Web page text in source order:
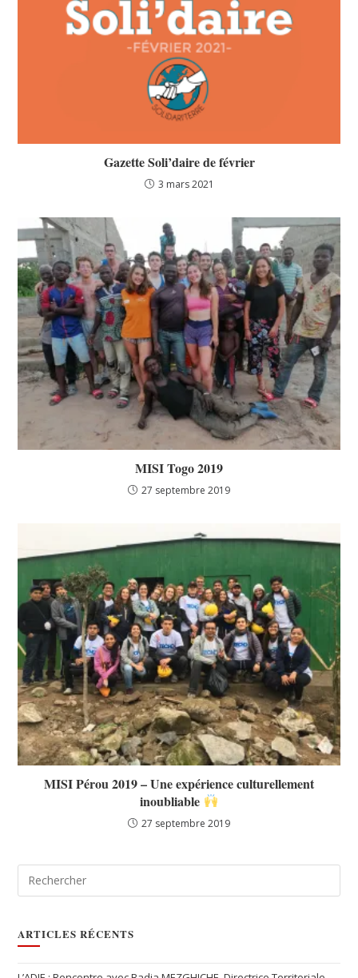
Gazette Soli’daire de février
3 mars 2021
MISI Togo 2019
27 septembre 2019
MISI Pérou 2019 – Une expérience culturellement
inoubliable
27 septembre 2019
ARTICLES RÉCENTS